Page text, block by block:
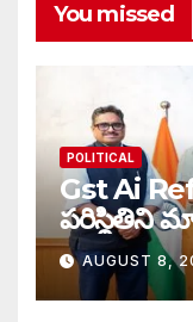
You missed
POLITICAL
Gst Ai
పరిస్థితిని
AUGUST 8,